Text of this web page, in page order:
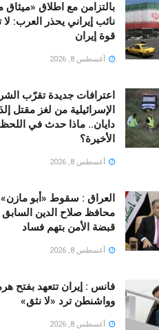
بالتزامن مع اطلاق «ميثاق
نائب إيراني يحذر العرب: لا
قوة إيران
أغسطس 8, 2026
اعترافات جديدة تقرّب
الإسرائيلية من لغز مقتل
دايان.. ماذا حدث في
الأخيرة؟
أغسطس 8, 2026
العراق : سقوط «أبو
محافظ صلاح الدين
قبضة الأمن بتهم فساد
أغسطس 8, 2026
فانس : إيران تتعهد بفتح
وواشنطن ترد «لا نثق»
أغسطس 8, 2026